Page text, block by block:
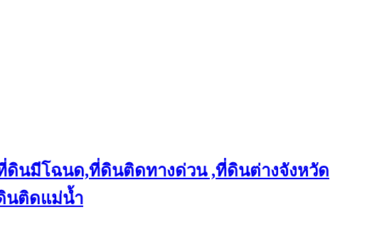
ดินมีโฉนด,ที่ดินติดทางด่วน ,ที่ดินต่างจังหวัด
นติดแม่น้ำ